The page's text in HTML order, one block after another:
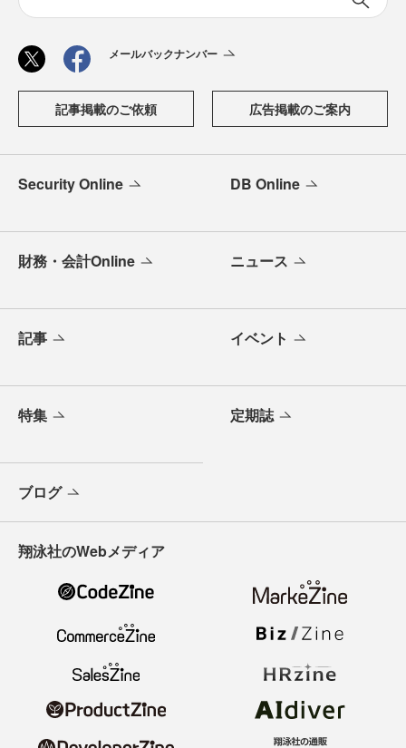
メールバックナンバー
記事掲載のご依頼 広告掲載のご案内
Security Online DB Online
財務・会計Online ニュース
記事 イベント
特集 定期誌
ブログ
翔泳社のWebメディア